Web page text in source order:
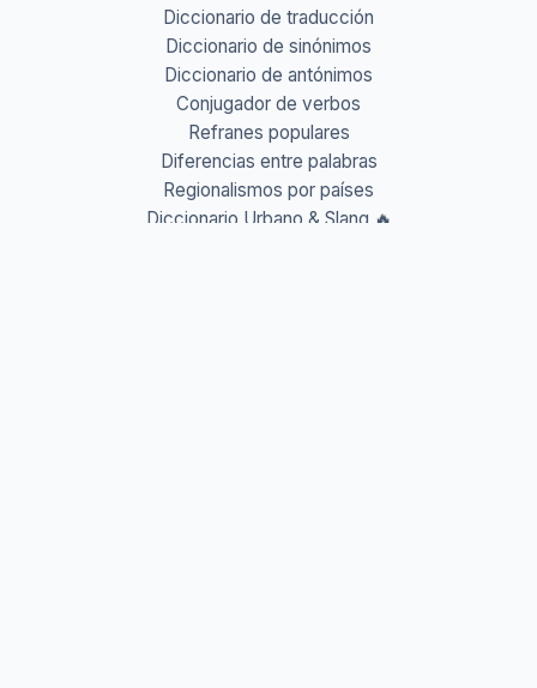
Diccionario de traducción
Diccionario de sinónimos
Diccionario de antónimos
Conjugador de verbos
Refranes populares
Diferencias entre palabras
Regionalismos por países
Diccionario Urbano & Slang 🔥